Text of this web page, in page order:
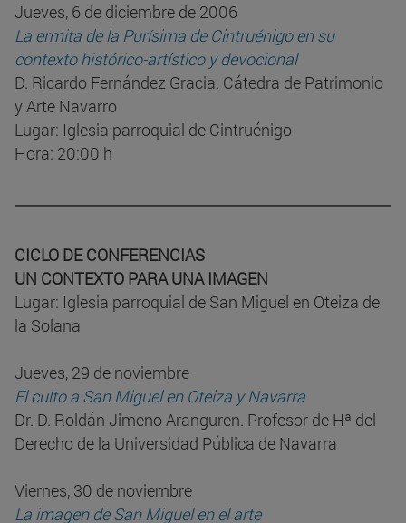
Jueves, 6 de diciembre de 2006
La ermita de la Purísima de Cintruénigo en su
contexto histórico-artístico y devocional
D. Ricardo Fernández Gracia. Cátedra de Patrimonio
y Arte Navarro
Lugar: Iglesia parroquial de Cintruénigo
Hora: 20:00 h
CICLO DE CONFERENCIAS
UN CONTEXTO PARA UNA IMAGEN
Lugar: Iglesia parroquial de San Miguel en Oteiza de
la Solana
Jueves, 29 de noviembre
El culto a San Miguel en Oteiza y Navarra
Dr. D. Roldán Jimeno Aranguren. Profesor de Hª del
Derecho de la Universidad Pública de Navarra
Viernes, 30 de noviembre
La imagen de San Miguel en el arte